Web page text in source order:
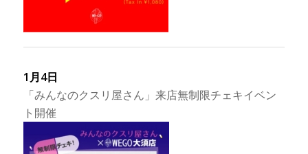
1月4日
「みんなのクスリ屋さん」来店無制限チェキイベン
ト開催